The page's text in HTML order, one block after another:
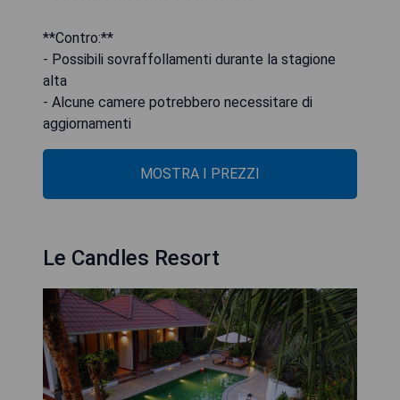
**Contro:**
- Possibili sovraffollamenti durante la stagione
alta
- Alcune camere potrebbero necessitare di
aggiornamenti
MOSTRA I PREZZI
Le Candles Resort